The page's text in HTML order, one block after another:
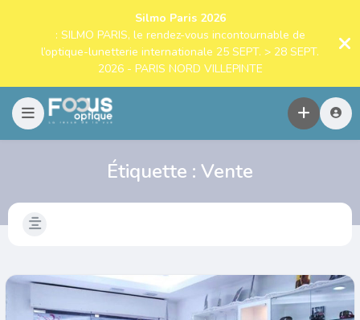
Silmo Paris 2026
: SILMO PARIS, le rendez-vous incontournable de
l’optique-lunetterie internationale 25 SEPT. > 28 SEPT.
2026 - PARIS NORD VILLEPINTE
Étiquette : Vente